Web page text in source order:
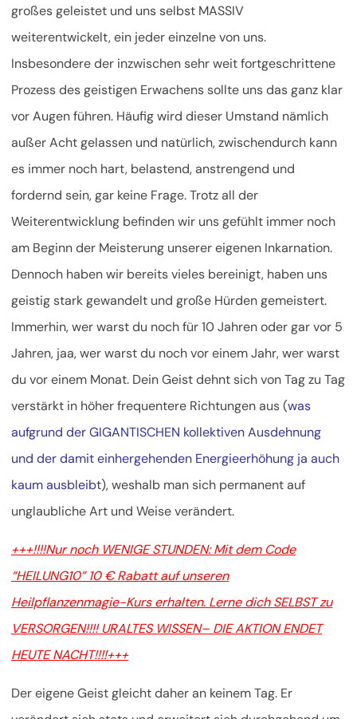
großes geleistet und uns selbst MASSIV
weiterentwickelt, ein jeder einzelne von uns.
Insbesondere der inzwischen sehr weit fortgeschrittene
Prozess des geistigen Erwachens sollte uns das ganz klar
vor Augen führen. Häufig wird dieser Umstand nämlich
außer Acht gelassen und natürlich, zwischendurch kann
es immer noch hart, belastend, anstrengend und
fordernd sein, gar keine Frage. Trotz all der
Weiterentwicklung befinden wir uns gefühlt immer noch
am Beginn der Meisterung unserer eigenen Inkarnation.
Dennoch haben wir bereits vieles bereinigt, haben uns
geistig stark gewandelt und große Hürden gemeistert.
Immerhin, wer warst du noch für 10 Jahren oder gar vor 5
Jahren, jaa, wer warst du noch vor einem Jahr, wer warst
du vor einem Monat. Dein Geist dehnt sich von Tag zu Tag
verstärkt in höher frequentere Richtungen aus (was
aufgrund der GIGANTISCHEN kollektiven Ausdehnung
und der damit einhergehenden Energieerhöhung ja auch
kaum ausbleibt), weshalb man sich permanent auf
unglaubliche Art und Weise verändert.
+++!!!!Nur noch WENIGE STUNDEN: Mit dem Code
“HEILUNG10” 10 € Rabatt auf unseren
Heilpflanzenmagie-Kurs erhalten. Lerne dich SELBST zu
VERSORGEN!!!! URALTES WISSEN– DIE AKTION ENDET
HEUTE NACHT!!!!+++
Der eigene Geist gleicht daher an keinem Tag. Er